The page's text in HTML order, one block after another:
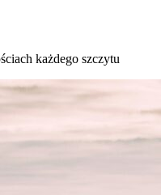
każdego szczytu